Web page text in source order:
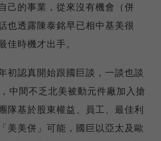
己的事業，從來沒有機會（併
也透露陳泰銘早已相中基美很
佳時機才出手。
初認真開始跟國巨談，一談也談
中間不乏北美被動元件廠加入搶
隊基於股東權益、員工、最佳利
美美併」可能，國巨以亞太及歐